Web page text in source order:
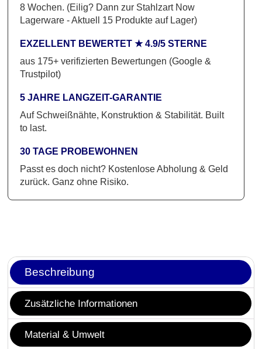
8 Wochen. (Eilig? Dann zur Stahlzart Now
Lagerware - Aktuell 15 Produkte auf Lager)
EXZELLENT BEWERTET ★ 4.9/5 STERNE
aus 175+ verifizierten Bewertungen (Google &
Trustpilot)
5 JAHRE LANGZEIT-GARANTIE
Auf Schweißnähte, Konstruktion & Stabilität. Built
to last.
30 TAGE PROBEWOHNEN
Passt es doch nicht? Kostenlose Abholung & Geld
zurück. Ganz ohne Risiko.
Beschreibung
Zusätzliche Informationen
Material & Umwelt